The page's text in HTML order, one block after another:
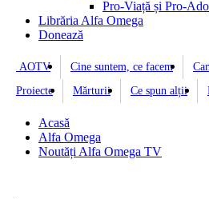
Pro-Viață și Pro-
Librăria Alfa Omega
Donează
AOTV Cine suntem, ce facem
Proiecte
Mărturii Ce spun alții
Acasă
Alfa Omega
Noutăți Alfa Omega TV